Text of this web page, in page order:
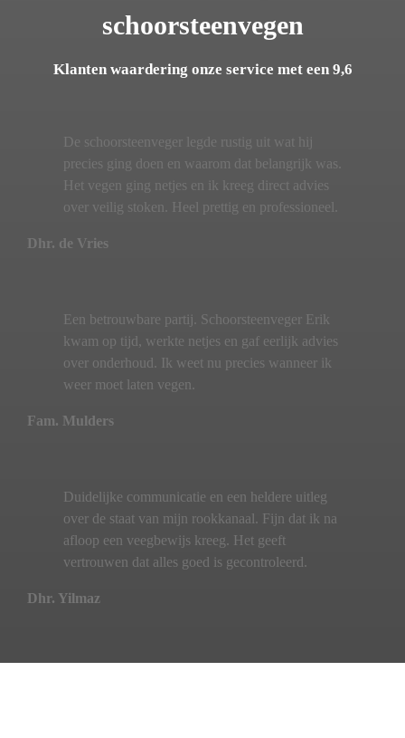
schoorsteenvegen
Klanten waardering onze service met een 9,6
De schoorsteenveger legde rustig uit wat hij
precies ging doen en waarom dat belangrijk was.
Het vegen ging netjes en ik kreeg direct advies
over veilig stoken. Heel prettig en professioneel.
Dhr. de Vries
Een betrouwbare partij. Schoorsteenveger Erik
kwam op tijd, werkte netjes en gaf eerlijk advies
over onderhoud. Ik weet nu precies wanneer ik
weer moet laten vegen.
Fam. Mulders
Duidelijke communicatie en een heldere uitleg
over de staat van mijn rookkanaal. Fijn dat ik na
afloop een veegbewijs kreeg. Het geeft
vertrouwen dat alles goed is gecontroleerd.
Dhr. Yilmaz